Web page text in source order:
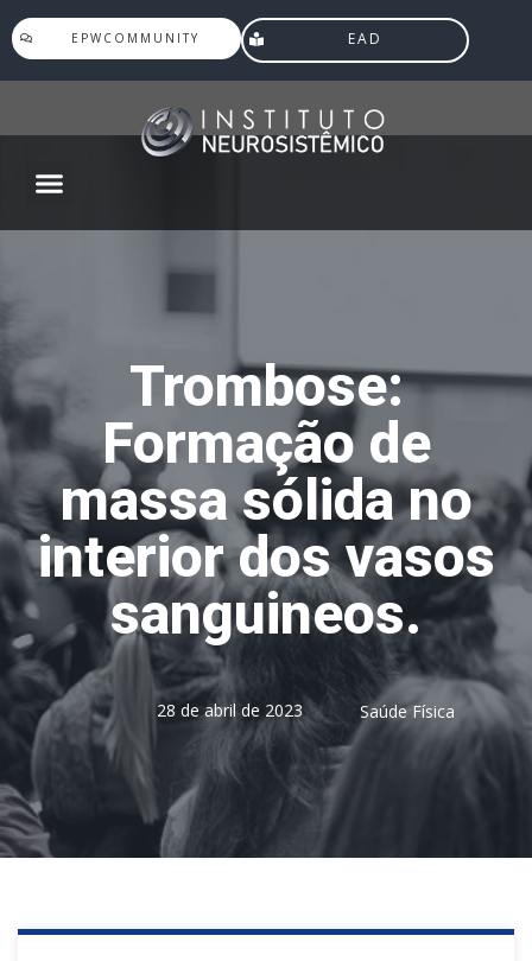
EPWCOMMUNITY EAD
Trombose:
Formação de
massa sólida no
interior dos vasos
sanguineos.
28 de abril de 2023 Saúde Física